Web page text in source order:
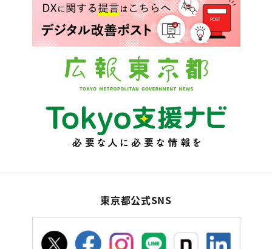
東京都公式SNS